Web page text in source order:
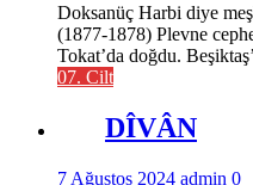
Doksanüç Harbi diye
(1877-1878) Plevne
Tokat’da doğdu.
07. Cilt
DÎVÂN
7 Ağustos 2024 admin 0